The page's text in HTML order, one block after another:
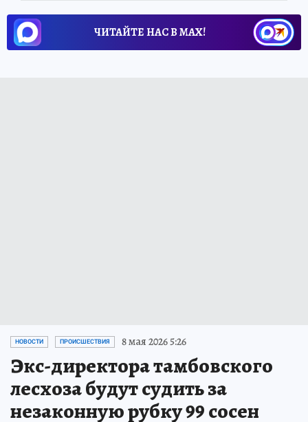
ЧИТАЙТЕ НАС В МАХ!
НОВОСТИ ПРОИСШЕСТВИЯ 8 мая 2026 5:26
Экс-директора тамбовского
лесхоза будут судить за
незаконную рубку 99 сосен